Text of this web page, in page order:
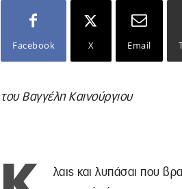
Facebook X Email
του Βαγγέλη Καινούργιου
λαις και λυπάσαι που